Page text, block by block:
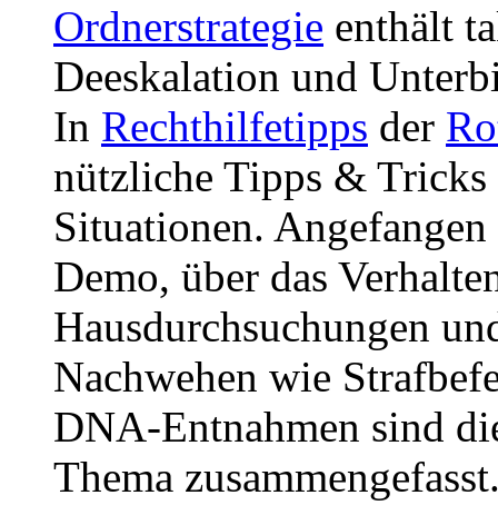
Ordnerstrategie enthält
Deeskalation und
In Rechthilfetipps der
nützliche Tipps &
Situationen.
Demo, über das
Hausdurchsuchungen
Nachwehen wie
DNA-Entnahmen sind
Thema